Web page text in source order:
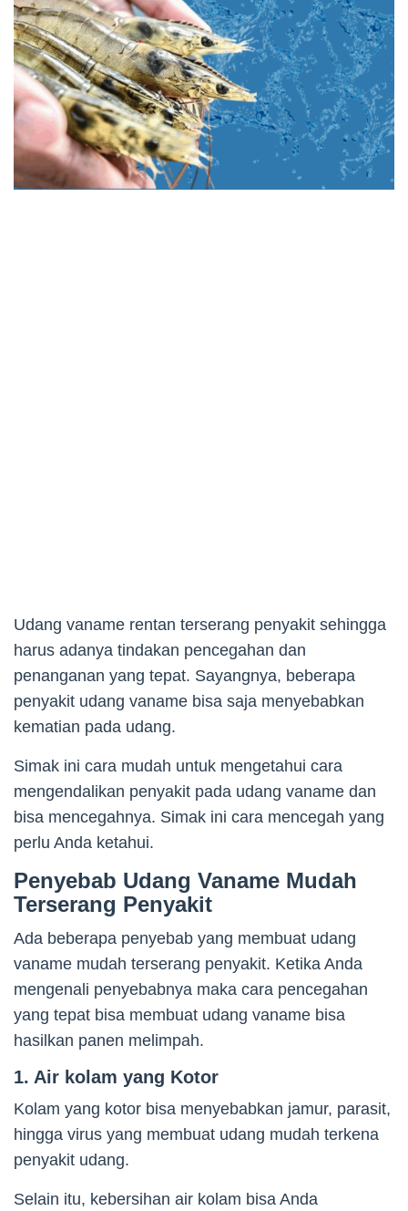
Udang vaname rentan terserang penyakit sehingga
harus adanya tindakan pencegahan dan
penanganan yang tepat. Sayangnya, beberapa
penyakit udang vaname bisa saja menyebabkan
kematian pada udang.
Simak ini cara mudah untuk mengetahui cara
mengendalikan penyakit pada udang vaname dan
bisa mencegahnya. Simak ini cara mencegah yang
perlu Anda ketahui.
Penyebab Udang Vaname Mudah
Terserang Penyakit
Ada beberapa penyebab yang membuat udang
vaname mudah terserang penyakit. Ketika Anda
mengenali penyebabnya maka cara pencegahan
yang tepat bisa membuat udang vaname bisa
hasilkan panen melimpah.
1. Air kolam yang Kotor
Kolam yang kotor bisa menyebabkan jamur, parasit,
hingga virus yang membuat udang mudah terkena
penyakit udang.
Selain itu, kebersihan air kolam bisa Anda